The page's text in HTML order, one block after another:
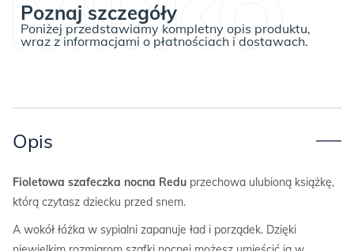
Poznaj szczegóły
Poniżej przedstawiamy kompletny opis produktu,
wraz z informacjami o płatnościach i dostawach.
Opis
Fioletowa szafeczka nocna Redu przechowa ulubioną książkę,
którą czytasz dziecku przed snem.
A wokół łóżka w sypialni zapanuje ład i porządek. Dzięki